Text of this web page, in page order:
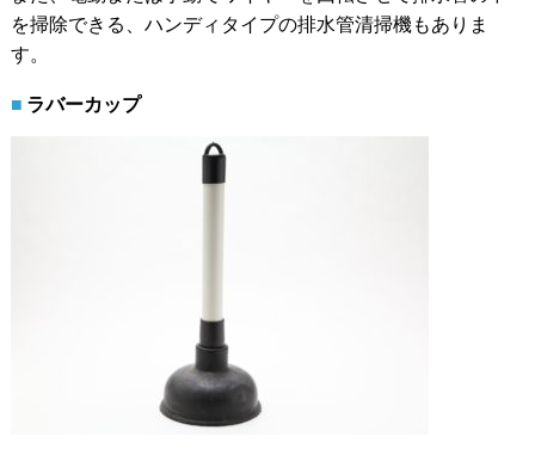
を掃除できる、ハンディタイプの排水管清掃機もありま
す。
ラバーカップ